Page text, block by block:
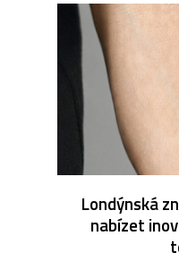
Londýnská
nabízet